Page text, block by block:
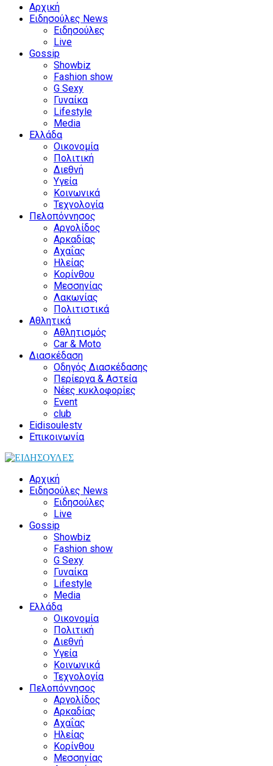
Αρχική
Ειδησούλες News
Ειδησούλες
Live
Gossip
Showbiz
Fashion show
G Sexy
Γυναίκα
Lifestyle
Media
Ελλάδα
Οικονομία
Πολιτική
Διεθνή
Υγεία
Κοινωνικά
Τεχνολογία
Πελοπόννησος
Αργολίδος
Αρκαδίας
Αχαΐας
Ηλείας
Κορίνθου
Μεσσηνίας
Λακωνίας
Πολιτιστικά
Αθλητικά
Αθλητισμός
Car & Moto
Διασκέδαση
Οδηγός Διασκέδασης
Περίεργα & Αστεία
Νέες κυκλοφορίες
Event
club
Eidisoulestv
Επικοινωνία
Αρχική
Ειδησούλες News
Ειδησούλες
Live
Gossip
Showbiz
Fashion show
G Sexy
Γυναίκα
Lifestyle
Media
Ελλάδα
Οικονομία
Πολιτική
Διεθνή
Υγεία
Κοινωνικά
Τεχνολογία
Πελοπόννησος
Αργολίδος
Αρκαδίας
Αχαΐας
Ηλείας
Κορίνθου
Μεσσηνίας